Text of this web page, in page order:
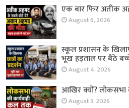
एक बार फिर अतीक
August 6, 2026
स्कूल प्रशासन के खिलाफ
भूख हड़ताल पर बैठे
August 4, 2026
आखिर क्यों? लोकसभा
August 3, 2026